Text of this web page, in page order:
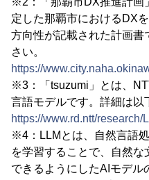
定した那覇市におけるDX
方向性が記載された計画
さい。
https://
※3：「tsuzumi」とは、
言語モデルです。詳細は以
https://www.rd.ntt/research/
※4：LLMとは、自然言語
を学習することで、自然
できるようにしたAIモデル